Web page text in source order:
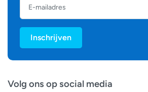
Weerwiki
Inschrijven
Volg ons op social media